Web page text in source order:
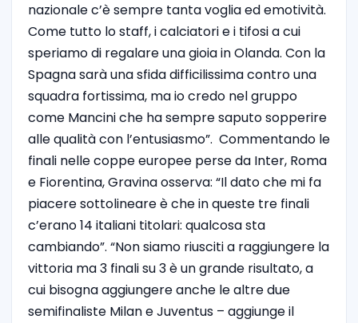
nazionale c’è sempre tanta voglia ed emotività.
Come tutto lo staff, i calciatori e i tifosi a cui
speriamo di regalare una gioia in Olanda. Con la
Spagna sarà una sfida difficilissima contro una
squadra fortissima, ma io credo nel gruppo
come Mancini che ha sempre saputo sopperire
alle qualità con l’entusiasmo”. Commentando le
finali nelle coppe europee perse da Inter, Roma
e Fiorentina, Gravina osserva: “Il dato che mi fa
piacere sottolineare è che in queste tre finali
c’erano 14 italiani titolari: qualcosa sta
cambiando”. “Non siamo riusciti a raggiungere la
vittoria ma 3 finali su 3 è un grande risultato, a
cui bisogna aggiungere anche le altre due
semifinaliste Milan e Juventus – aggiunge il